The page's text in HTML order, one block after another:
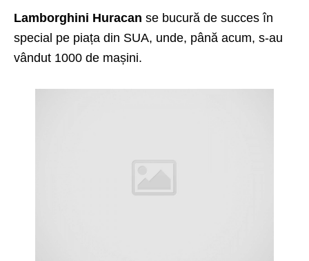
Lamborghini Huracan se bucură de succes în
special pe piața din SUA, unde, până acum, s-au
vândut 1000 de mașini.